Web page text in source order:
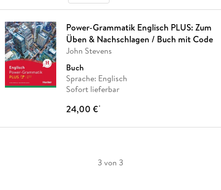
Power-Grammatik Englisch PLUS: Zum
Üben & Nachschlagen / Buch mit Code
John Stevens
Buch
Sprache: Englisch
Sofort lieferbar
24,00 €*
3 von 3